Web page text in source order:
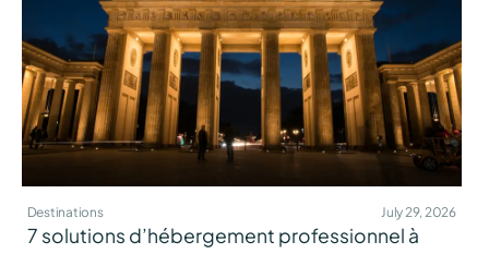
Destinations July 29, 2026
7 solutions d’hébergement professionnel à